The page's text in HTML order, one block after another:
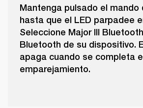
Mantenga pulsado el mando
hasta que el LED parpadee
Seleccione Major III
Bluetooth de su dispositivo.
apaga cuando se completa
emparejamiento.